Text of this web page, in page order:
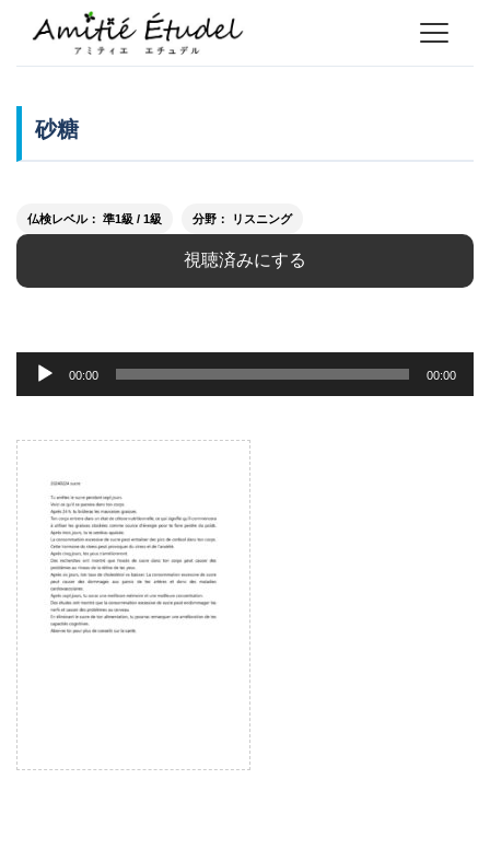
砂糖
仏検レベル： 準1級 / 1級 分野： リスニング
視聴済みにする
声
レ
ー
ヤ
ー
00:00 00:00